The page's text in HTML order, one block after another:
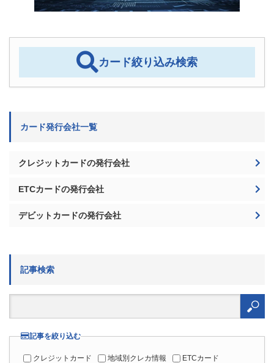
カード絞り込み検索
カード発行会社一覧
クレジットカードの発行会社
ETCカードの発行会社
デビットカードの発行会社
記事検索
検
記事を絞り込む
クレジットカード 地域別クレカ情報
ETCカード